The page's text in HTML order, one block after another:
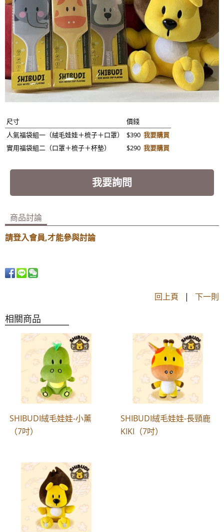
尺寸
價錢
人氣福袋組一（絨毛娃娃＋梳子＋口罩）
$390 我要購買
實用福袋組二（口罩＋梳子＋杯墊）
$290 我要購買
我要詢問
商品討論
請登入會員,才能參與討論
回上頁 | 下一則
相關商品
SHIBUDI絨毛娃娃-小薰
（7吋）
SHIBUDI絨毛娃娃-長頸鹿
KIKI（7吋）